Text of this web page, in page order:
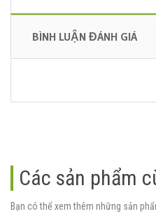
BÌNH LUẬN ĐÁNH GIÁ
Các sản phẩm